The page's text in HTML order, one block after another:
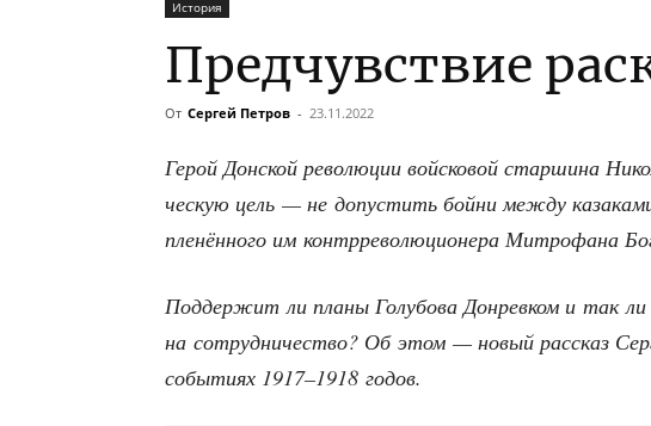
История
Предчувствие
От Сергей Петров - 23.11.2022
Герой Дон­ской рево­лю­ции вой­ско­вой стар­ши­на
че­скую цель — не допу­стить бой­ни меж­ду
пле­нён­но­го им контр­ре­во­лю­ци­о­не­ра Мит­ро­фа­на
Под­дер­жит ли пла­ны Голу­бо­ва Дон­рев­ком и так ли
на сотруд­ни­че­ство? Об этом — новый рас­сказ
собы­ти­ях 1917–1918 годов.